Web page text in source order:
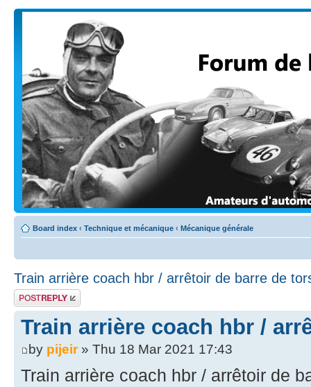
Board index ‹ Technique et mécanique ‹ Mécanique générale
Train arrière coach hbr / arrêtoir de barre de
Post a reply
Train arrière coach hbr /
by pijeir» Thu 18 Mar 2021 17:43
Train arrière coach hbr / arrêtoir de